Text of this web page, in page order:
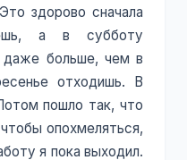
здорово сначала
а в субботу
даже больше, чем в
отходишь. В
пошло так, что
опохмеляться,
я пока выходил.